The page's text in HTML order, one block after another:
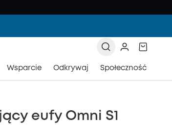
Wsparcie Odkrywaj Społeczność
eufy Omni S1